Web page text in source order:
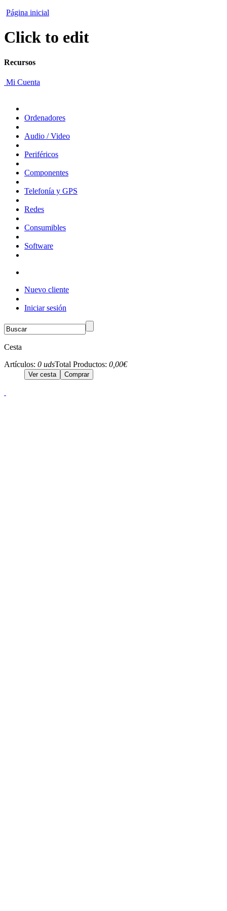
Página inicial
Click to edit
Recursos
Mi Cuenta
Ordenadores
Audio / Video
Periféricos
Componentes
Telefonía y GPS
Redes
Consumibles
Software
Nuevo cliente
Iniciar sesión
Cesta
Artículos: 0 udsTotal Productos: 0,00€